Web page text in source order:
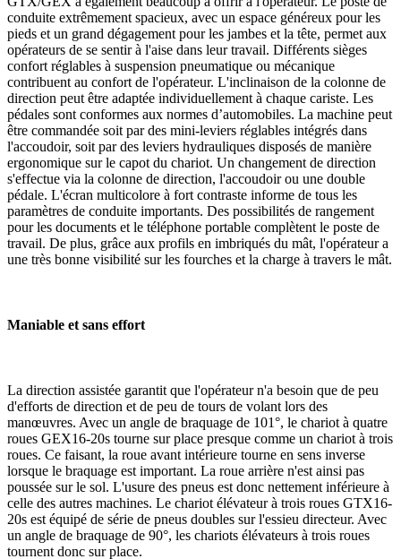
conduite extrêmement spacieux, avec un espace généreux pour les
pieds et un grand dégagement pour les jambes et la tête, permet aux
opérateurs de se sentir à l'aise dans leur travail. Différents sièges
confort réglables à suspension pneumatique ou mécanique
contribuent au confort de l'opérateur. L'inclinaison de la colonne de
direction peut être adaptée individuellement à chaque cariste. Les
pédales sont conformes aux normes d’automobiles. La machine peut
être commandée soit par des mini-leviers réglables intégrés dans
l'accoudoir, soit par des leviers hydrauliques disposés de manière
ergonomique sur le capot du chariot. Un changement de direction
s'effectue via la colonne de direction, l'accoudoir ou une double
pédale. L'écran multicolore à fort contraste informe de tous les
paramètres de conduite importants. Des possibilités de rangement
pour les documents et le téléphone portable complètent le poste de
travail. De plus, grâce aux profils en imbriqués du mât, l'opérateur a
une très bonne visibilité sur les fourches et la charge à travers le mât.
Maniable et sans effort
La direction assistée garantit que l'opérateur n'a besoin que de peu
d'efforts de direction et de peu de tours de volant lors des
manœuvres. Avec un angle de braquage de 101°, le chariot à quatre
roues GEX16-20s tourne sur place presque comme un chariot à trois
roues. Ce faisant, la roue avant intérieure tourne en sens inverse
lorsque le braquage est important. La roue arrière n'est ainsi pas
poussée sur le sol. L'usure des pneus est donc nettement inférieure à
celle des autres machines. Le chariot élévateur à trois roues GTX16-
20s est équipé de série de pneus doubles sur l'essieu directeur. Avec
un angle de braquage de 90°, les chariots élévateurs à trois roues
tournent donc sur place.